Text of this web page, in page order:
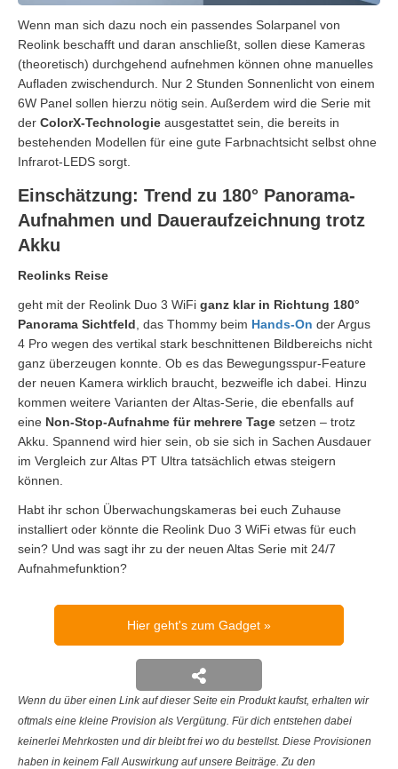
Wenn man sich dazu noch ein passendes Solarpanel von
Reolink beschafft und daran anschließt, sollen diese Kameras
(theoretisch) durchgehend aufnehmen können ohne manuelles
Aufladen zwischendurch. Nur 2 Stunden Sonnenlicht von einem
6W Panel sollen hierzu nötig sein. Außerdem wird die Serie mit
der ColorX-Technologie ausgestattet sein, die bereits in
bestehenden Modellen für eine gute Farbnachtsicht selbst ohne
Infrarot-LEDS sorgt.
Einschätzung: Trend zu 180° Panorama-
Aufnahmen und Daueraufzeichnung trotz
Akku
Reolinks Reise
geht mit der Reolink Duo 3 WiFi ganz klar in Richtung 180°
Panorama Sichtfeld , das Thommy beim Hands-On der Argus
4 Pro wegen des vertikal stark beschnittenen Bildbereichs nicht
ganz überzeugen konnte. Ob es das Bewegungsspur-Feature
der neuen Kamera wirklich braucht, bezweifle ich dabei. Hinzu
kommen weitere Varianten der Altas-Serie, die ebenfalls auf
eine Non-Stop-Aufnahme für mehrere Tage setzen – trotz
Akku. Spannend wird hier sein, ob sie sich in Sachen Ausdauer
im Vergleich zur Altas PT Ultra tatsächlich etwas steigern
können.
Habt ihr schon Überwachungskameras bei euch Zuhause
installiert oder könnte die Reolink Duo 3 WiFi etwas für euch
sein? Und was sagt ihr zu der neuen Altas Serie mit 24/7
Aufnahmefunktion?
Hier geht's zum Gadget
Wenn du über einen Link auf dieser Seite ein Produkt kaufst, erhalten wir
oftmals eine kleine Provision als Vergütung. Für dich entstehen dabei
keinerlei Mehrkosten und dir bleibt frei wo du bestellst. Diese Provisionen
haben in keinem Fall Auswirkung auf unsere Beiträge. Zu den